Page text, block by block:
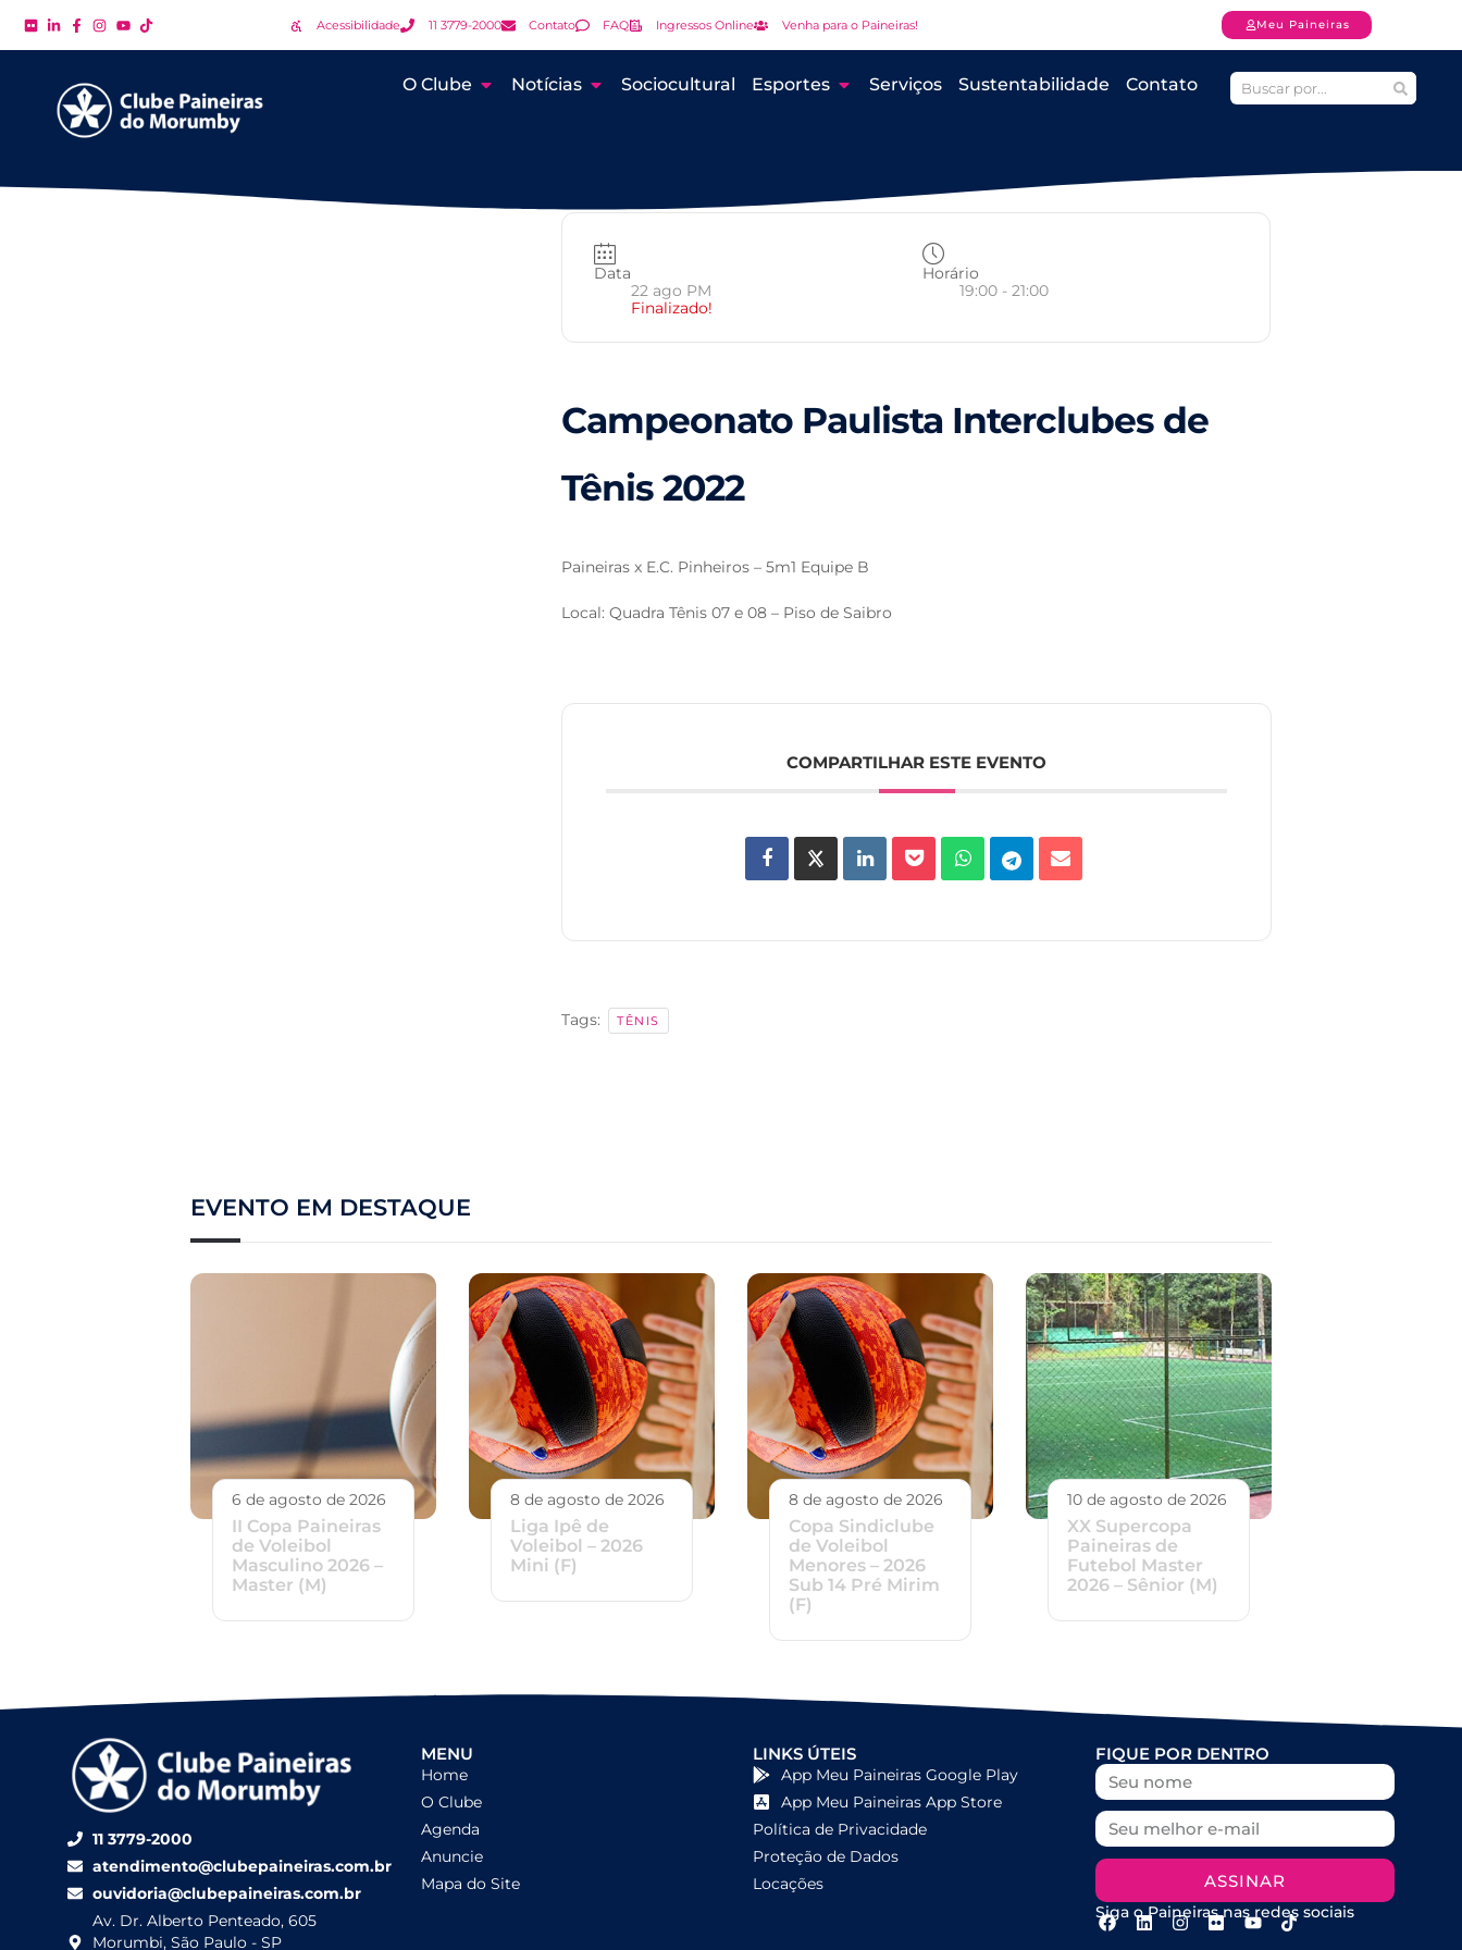
Acessibilidade 11 3779-2000 Contato FAQ Ingressos Online Venha para o Paineiras! Meu Paineiras
O Clube Notícias Sociocultural Esportes Serviços Sustentabilidade Contato
Data
22 ago PM
Finalizado!
Horário
19:00 - 21:00
Campeonato Paulista Interclubes de
Tênis 2022
Paineiras x E.C. Pinheiros – 5m1 Equipe B
Local: Quadra Tênis 07 e 08 – Piso de Saibro
COMPARTILHAR ESTE EVENTO
Tags: TÊNIS
EVENTO EM DESTAQUE
6 de agosto de 2026
II Copa Paineiras
de Voleibol
Masculino 2026 –
Master (M)
8 de agosto de 2026
Liga Ipê de
Voleibol – 2026
Mini (F)
8 de agosto de 2026
Copa Sindiclube
de Voleibol
Menores – 2026
Sub 14 Pré Mirim
(F)
10 de agosto de 2026
XX Supercopa
Paineiras de
Futebol Master
2026 – Sênior (M)
11 3779-2000
atendimento@clubepaineiras.com.br
ouvidoria@clubepaineiras.com.br
Av. Dr. Alberto Penteado, 605
Morumbi, São Paulo - SP
MENU
Home
O Clube
Agenda
Anuncie
Mapa do Site
LINKS ÚTEIS
App Meu Paineiras Google Play
App Meu Paineiras App Store
Política de Privacidade
Proteção de Dados
Locações
FIQUE POR DENTRO
ASSINAR
Siga o Paineiras nas redes sociais